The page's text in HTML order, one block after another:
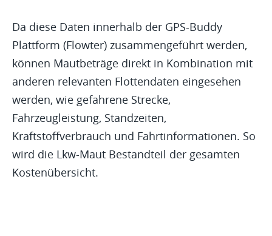
Da diese Daten innerhalb der GPS-Buddy
Plattform (Flowter) zusammengeführt werden,
können Mautbeträge direkt in Kombination mit
anderen relevanten Flottendaten eingesehen
werden, wie gefahrene Strecke,
Fahrzeugleistung, Standzeiten,
Kraftstoffverbrauch und Fahrtinformationen. So
wird die Lkw-Maut Bestandteil der gesamten
Kostenübersicht.